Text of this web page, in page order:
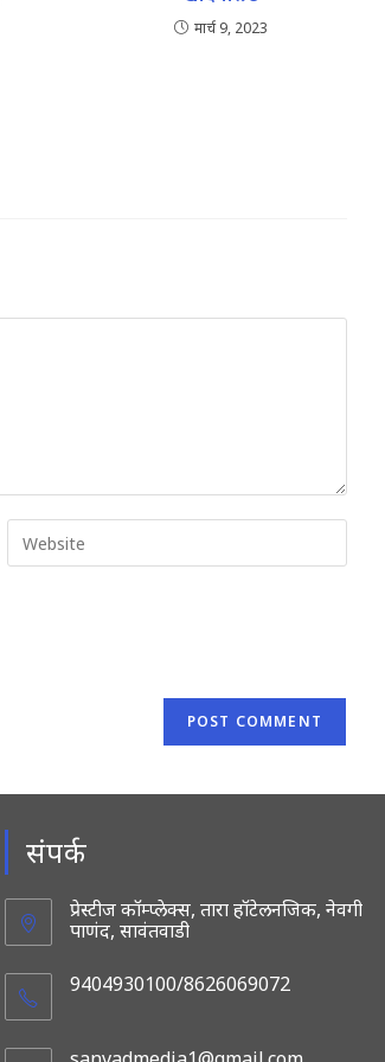
मार्च 9, 2023
your
संपर्क
प्रेस्टीज कॉम्प्लेक्स, तारा हॉटेलनजिक, नेवगी
पाणंद, सावंतवाडी
9404930100/8626069072